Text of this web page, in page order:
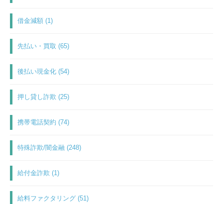
借金減額 (1)
先払い・買取 (65)
後払い現金化 (54)
押し貸し詐欺 (25)
携帯電話契約 (74)
特殊詐欺/闇金融 (248)
給付金詐欺 (1)
給料ファクタリング (51)